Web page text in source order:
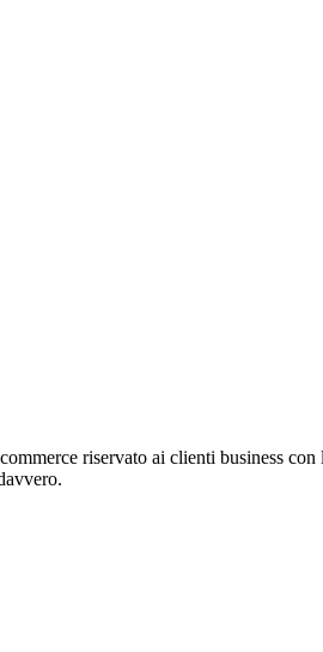
riservato ai clienti business